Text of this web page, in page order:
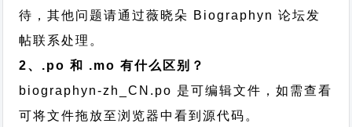
待，其他问题请通过薇晓朵 Biographyn 论坛发
帖联系处理。
2、.po 和 .mo 有什么区别？
biographyn-zh_CN.po 是可编辑文件，如需查看
可将文件拖放至浏览器中看到源代码。